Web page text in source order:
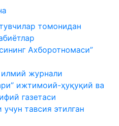
томонидан
Ахборотномаси”
илмий журнали
ижтимоий-ҳуқуқий ва
газетаси
тавсия этилган